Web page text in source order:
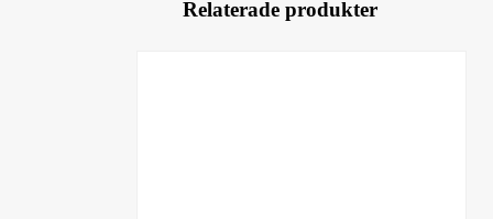
Relaterade produkter